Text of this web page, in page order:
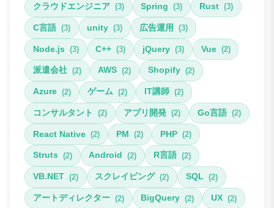
クラウドエンジニア (3) Spring (3) Rust (3)
C言語 (3) unity (3) 広告運用 (3)
Node.js (3) C++ (3) jQuery (3) Vue (2)
派遣会社 (2) AWS (2) Shopify (2)
Azure (2) ゲーム (2) IT講師 (2)
コンサルタント (2) アプリ開発 (2) Go言語 (2)
React Native (2) PM (2) PHP (2)
Struts (2) Android (2) R言語 (2)
VB.NET (2) スクレイピング (2) SQL (2)
アートディレクター (2) BigQuery (2) UX (2)